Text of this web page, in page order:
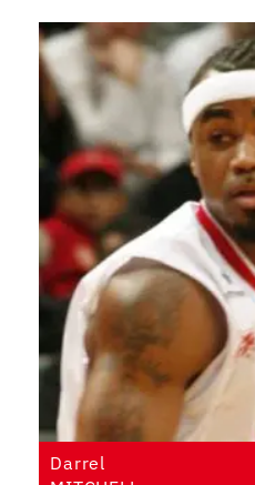
Darrel